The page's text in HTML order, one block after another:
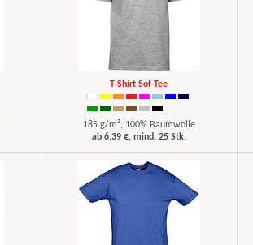
T-Shirt Sof-Tee
185 g/m², 100% Baumwolle
ab 6,39 €, mind. 25 Stk.